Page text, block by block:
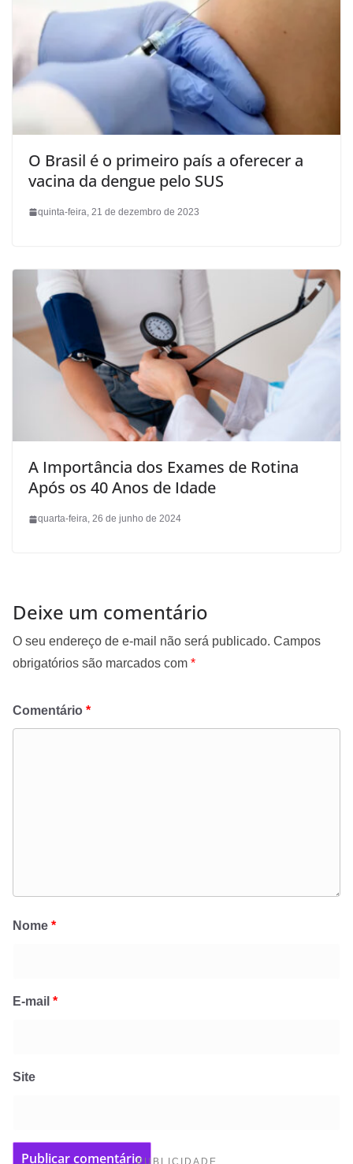
O Brasil é o primeiro país a oferecer a
vacina da dengue pelo SUS
quinta-feira, 21 de dezembro de 2023
A Importância dos Exames de Rotina
Após os 40 Anos de Idade
quarta-feira, 26 de junho de 2024
Deixe um comentário
O seu endereço de e-mail não será publicado. Campos
obrigatórios são marcados com *
Comentário *
Nome *
E-mail *
Site